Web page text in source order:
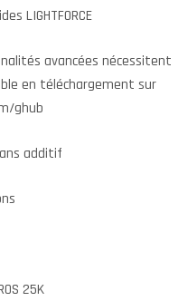
LIGHTFORCE
avancées nécessitent
en téléchargement sur
ghub
additif
25K